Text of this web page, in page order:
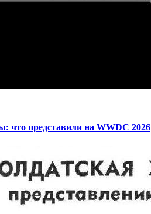
что представили на WWDC 2026